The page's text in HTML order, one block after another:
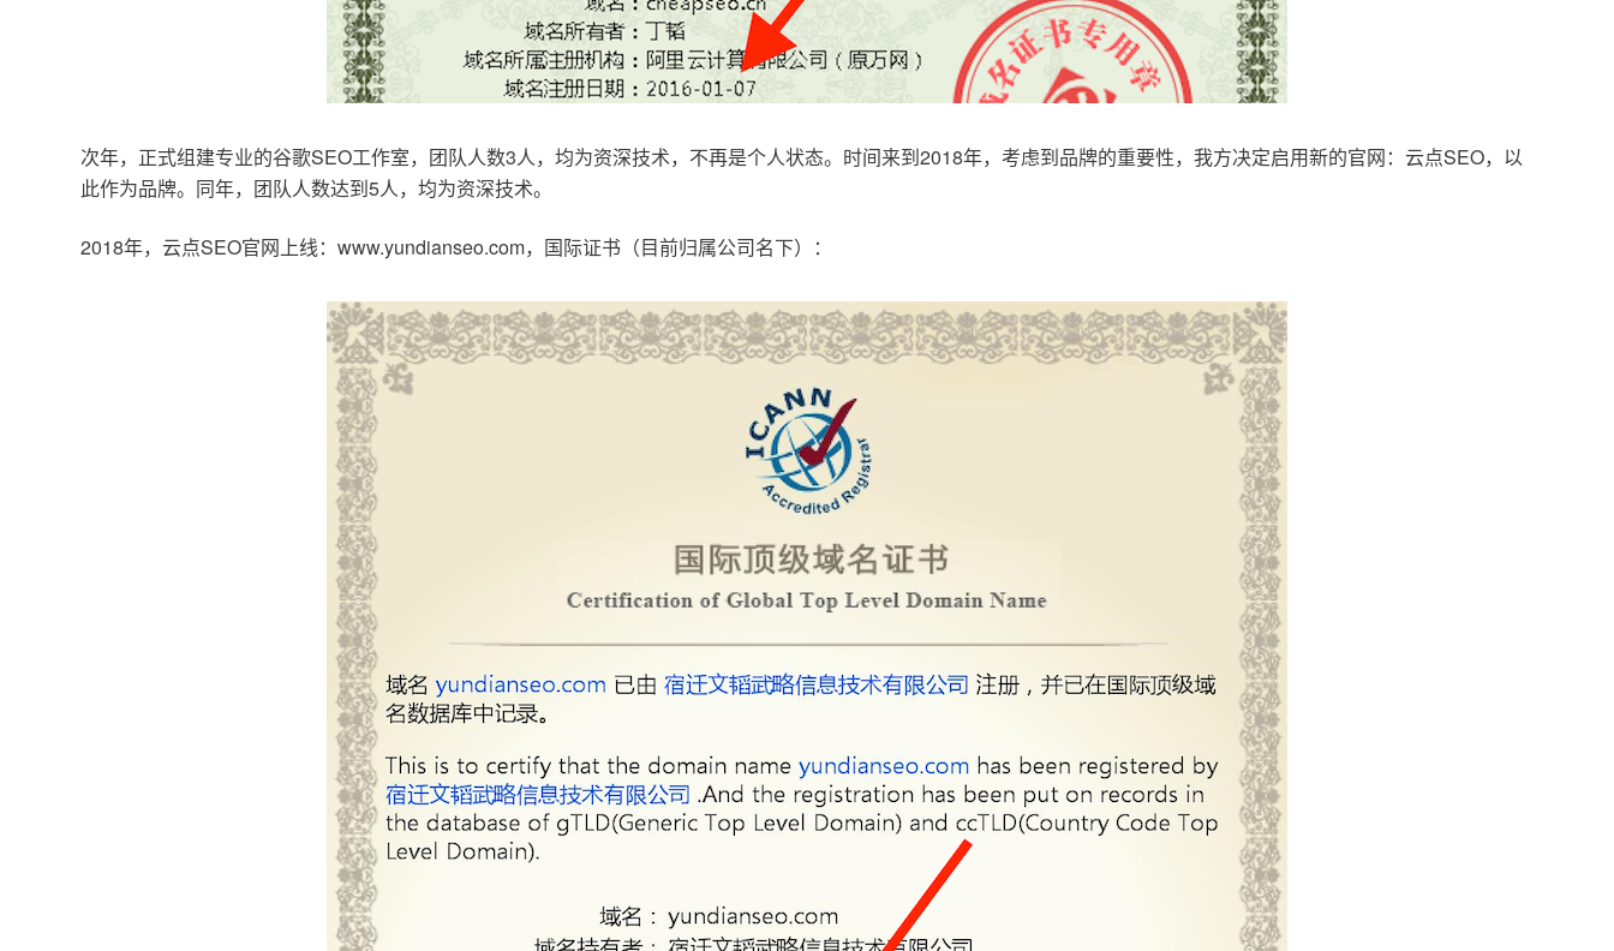
次年，正式组建专业的谷歌SEO工作室，团队人数3人，均为资深技术，不再是个人状态。时间来到2018年，考虑到品牌的重要性，我方决定启用新的官网：云点SEO，以
此作为品牌。同年，团队人数达到5人，均为资深技术。
2018年，云点SEO官网上线：www.yundianseo.com，国际证书（目前归属公司名下）：